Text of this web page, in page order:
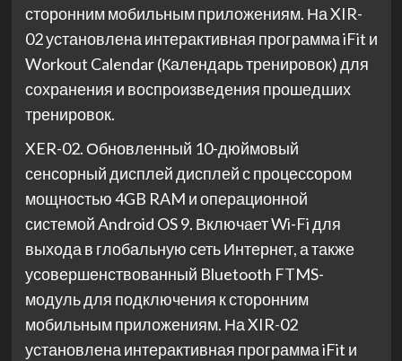
сторонним мобильным приложениям. На XIR-
02 установлена интерактивная программа iFit и
Workout Calendar (Календарь тренировок) для
сохранения и воспроизведения прошедших
тренировок.
XER-02. Обновленный 10-дюймовый
сенсорный дисплей дисплей с процессором
мощностью 4GB RAM и операционной
системой Android OS 9. Включает Wi-Fi для
выхода в глобальную сеть Интернет, а также
усовершенствованный Bluetooth FTMS-
модуль для подключения к сторонним
мобильным приложениям. На XIR-02
установлена интерактивная программа iFit и